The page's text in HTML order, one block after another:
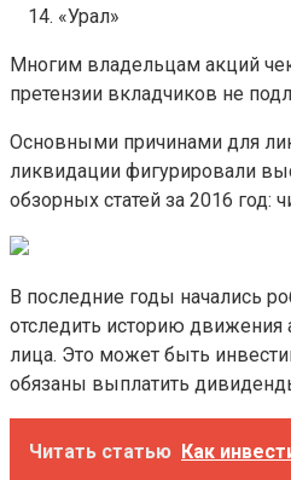
«Урал»
Многим владельцам акций
претензии вкладчиков не
Основными причинами для
ликвидации фигурировали
обзорных статей за 2016 год:
В последние годы начались
отследить историю движения
лица. Это может быть
обязаны выплатить
Читать статью Как